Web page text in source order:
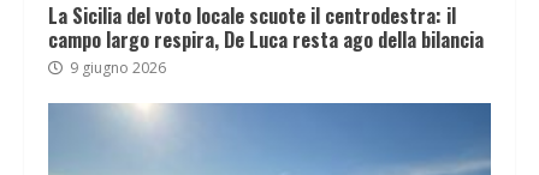
La Sicilia del voto locale scuote il centrodestra: il
campo largo respira, De Luca resta ago della bilancia
9 giugno 2026